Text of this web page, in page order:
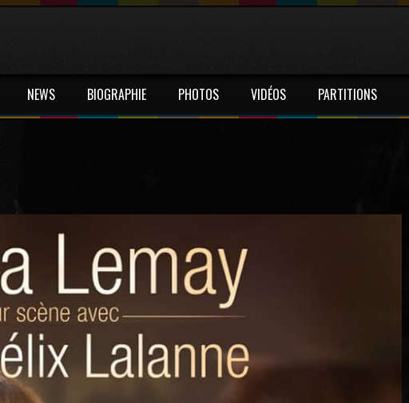
NEWS BIOGRAPHIE PHOTOS VIDÉOS PARTITIONS